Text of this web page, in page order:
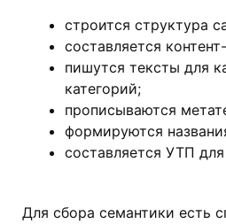
строится структура
составляется
пишутся тексты для
категорий;
прописываются
формируются
составляется УТП
Для сбора семантики есть